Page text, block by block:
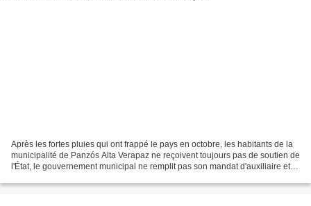
Après les fortes pluies qui ont frappé le pays en octobre, les habitants de la
municipalité de Panzós Alta Verapaz ne reçoivent toujours pas de soutien de
l'État, le gouvernement municipal ne remplit pas son mandat d'auxiliaire et